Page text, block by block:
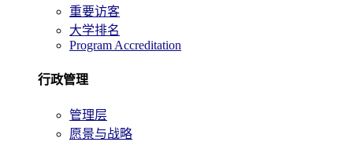
重要访客
大学排名
Program Accreditation
行政管理
管理层
愿景与战略